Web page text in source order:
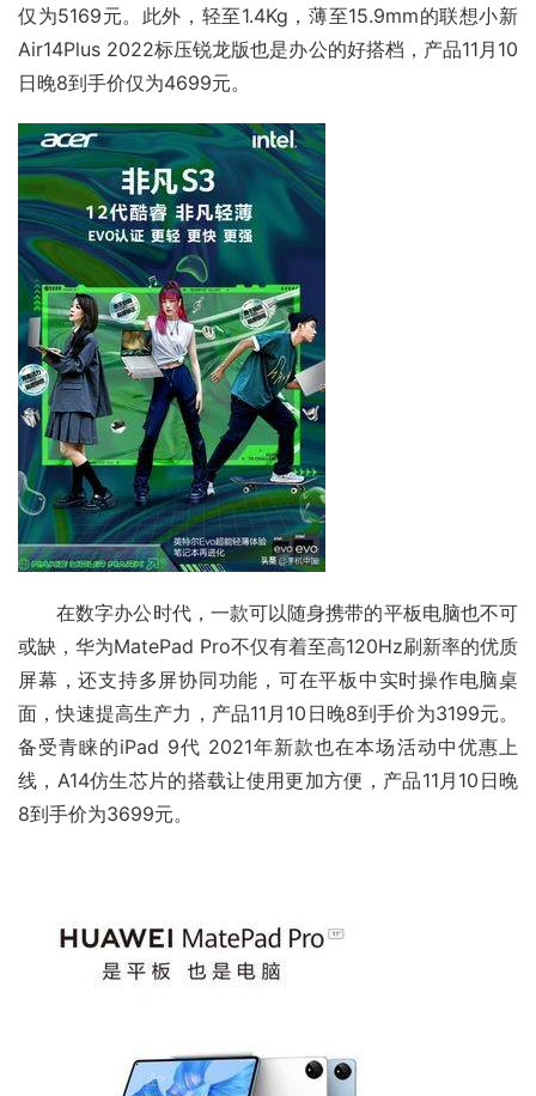
仅为5169元。此外，轻至1.4Kg，薄至15.9mm的联想小新
Air14Plus 2022标压锐龙版也是办公的好搭档，产品11月10
日晚8到手价仅为4699元。
在数字办公时代，一款可以随身携带的平板电脑也不可
或缺， 华为MatePad Pro不仅有着至高120Hz刷新率的优质
屏幕，还支持多屏协同功能，可在平板中实时操作电脑桌
面，快速提高生产力，产品11月10日晚8到手价为3199元。
备受青睐的iPad 9代 2021年新款也在本场活动中优惠上
线，A14仿生芯片的搭载让使用更加方便，产品11月10日晚
8到手价为3699元。